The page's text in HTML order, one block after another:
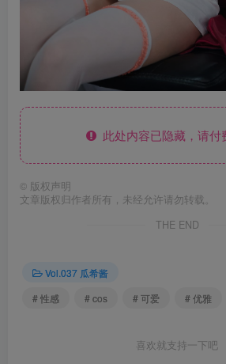
此处内容已隐藏，请付
© 版权声明
文章版权归作者所有，未经允许请勿转载。
THE END
Vol.037 瓜希酱
# 性感
# cos # 可爱 # 优雅
喜欢就支持一下吧